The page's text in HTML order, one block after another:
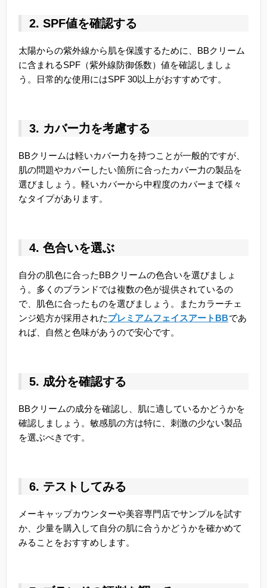
2. SPF値を確認する
太陽からの紫外線から肌を保護するために、BBクリーム
に含まれるSPF（紫外線防御係数）値を確認しましょ
う。日常的な使用にはSPF 30以上がおすすめです。
3. カバー力を考慮する
BBクリームは軽いカバー力を持つことが一般的ですが、
肌の問題やカバーしたい箇所に合ったカバー力の製品を
選びましょう。軽いカバーから中程度のカバーまで様々
なタイプがあります。
4. 色合いを選ぶ
自分の肌色に合ったBBクリームの色合いを選びましょ
う。多くのブランドでは複数の色が提供されているの
で、肌色に合ったものを選びましょう。またカラーチェ
ンジ処方が採用されたプレミアムフェイスアートBBであ
れば、自然と色味があうので安心です。
5. 成分を確認する
BBクリームの成分を確認し、肌に適しているかどうかを
確認しましょう。敏感肌の方は特に、刺激の少ない製品
を選ぶべきです。
6. テストしてみる
メーキャップカウンターや美容専門店でサンプルを試す
か、少量を購入して自分の肌に合うかどうかを確かめて
みることをおすすめします。